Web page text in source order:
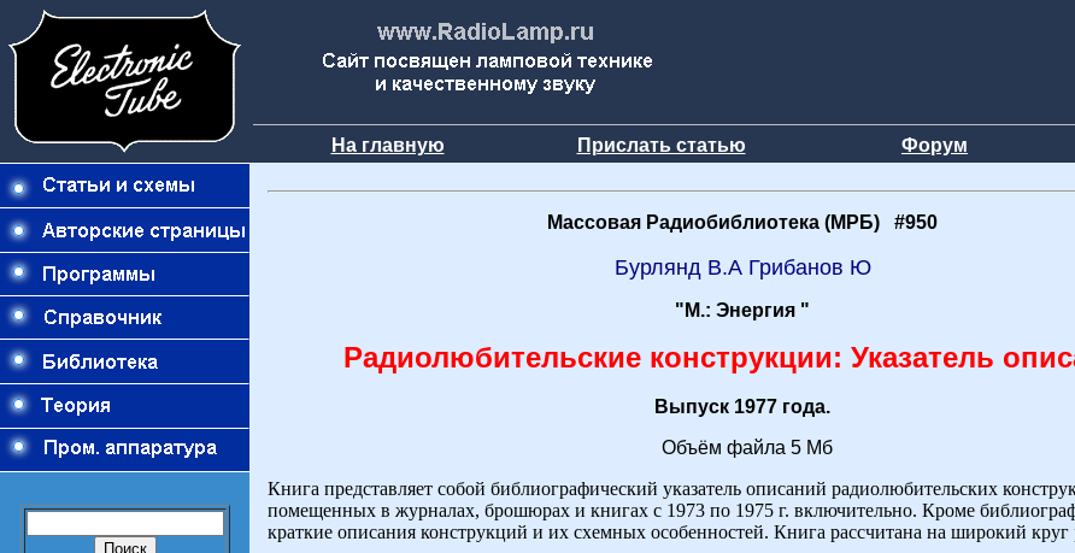
На главную Прислать статью Форум
Массовая Радиобиблиотека (МРБ) #950
Бурлянд В.А Грибанов Ю
"М.: Энергия "
Радиолюбительские конструкции: Указатель
Выпуск 1977 года.
Объём файла 5 Мб
Книга представляет собой библиографический указатель описаний радиолюбительских
помещенных в журналах, брошюрах и книгах с 1973 по 1975 г. включительно. Кроме
краткие описания конструкций и их схемных особенностей. Книга рассчитана на широкий